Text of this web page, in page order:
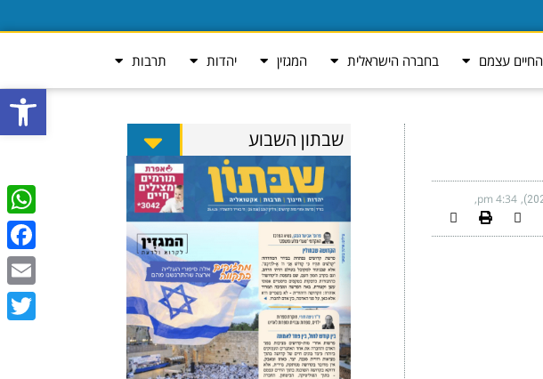
פתח
החיים עצמם בחברה הישראלית המגזין יהדות תרבות
4:34 pm
שבתון השבוע
Email